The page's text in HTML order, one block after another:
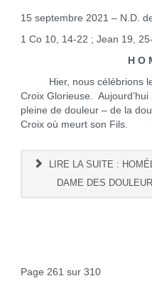
15 septembre 2021 – N.D.
1 Co 10, 14-22 ; Jean 19,
H O
Hier, nous célébrions le
Croix Glorieuse.
pleine de douleur – de la
Croix où meurt son Fils.
LIRE LA SUITE :
DAME DES
Page 261 sur 310